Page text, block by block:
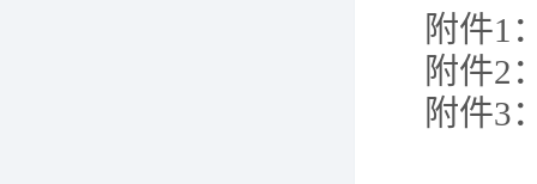
附件1
附件2
附件3